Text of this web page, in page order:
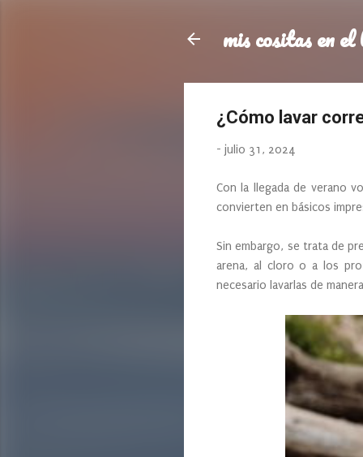
mis cositas en el
¿Cómo lavar
- julio 31, 2024
Con la llegada de verano
convierten en básicos
Sin embargo, se trata de
arena, al cloro o a los
necesario lavarlas de